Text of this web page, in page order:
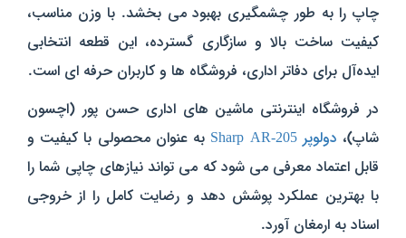
چاپ را به‌ طور چشمگیری بهبود می‌ بخشد. با وزن مناسب،
کیفیت ساخت بالا و سازگاری گسترده، این قطعه انتخابی
ایده‌آل برای دفاتر اداری، فروشگاه‌ ها و کاربران حرفه‌ ای است.
در فروشگاه اینترنتی ماشین‌ های اداری حسن‌ پور (اچسون
شاپ)، دولوپر Sharp AR-205
به‌ عنوان محصولی با کیفیت و
قابل اعتماد معرفی می‌ شود که می‌ تواند نیازهای چاپی شما را
با بهترین عملکرد پوشش دهد و رضایت کامل را از خروجی
اسناد به ارمغان آورد.